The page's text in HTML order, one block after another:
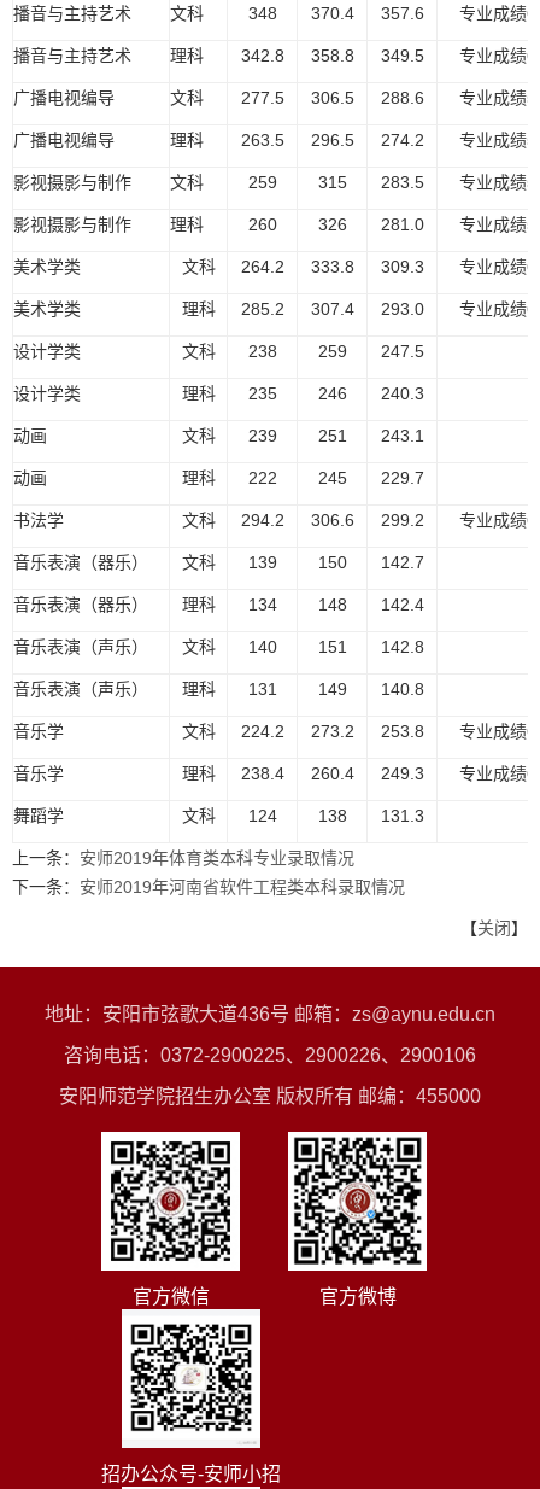
播音与主持艺术 文科 348 370.4 357.6 专业成绩
播音与主持艺术 理科 342.8 358.8 349.5 专业成绩
广播电视编导 文科 277.5 306.5 288.6 专业成绩
广播电视编导 理科 263.5 296.5 274.2 专业成绩
影视摄影与制作 文科 259 315 283.5 专业成绩
影视摄影与制作 理科 260 326 281.0 专业成绩
美术学类 文科 264.2 333.8 309.3 专业成绩
美术学类 理科 285.2 307.4 293.0 专业成绩
设计学类 文科 238 259 247.5
设计学类 理科 235 246 240.3
动画 文科 239 251 243.1
动画 理科 222 245 229.7
书法学 文科 294.2 306.6 299.2 专业成绩
音乐表演（器乐） 文科 139 150 142.7
音乐表演（器乐） 理科 134 148 142.4
音乐表演（声乐） 文科 140 151 142.8
音乐表演（声乐） 理科 131 149 140.8
音乐学 文科 224.2 273.2 253.8 专业成绩
音乐学 理科 238.4 260.4 249.3 专业成绩
舞蹈学 文科 124 138 131.3
上一条： 安师2019年体育类本科专业录取情况
下一条： 安师2019年河南省软件工程类本科录取情况
【关闭】
地址：安阳市弦歌大道436号 邮箱：zs@aynu.edu.cn
咨询电话：0372-2900225、2900226、2900106
安阳师范学院招生办公室 版权所有 邮编：455000
官方微信 官方微博
招办公众号-安师小招